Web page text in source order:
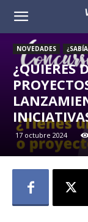
Voz
Empresas
NOVEDADES
¿QUIERES
17 octubre 2024